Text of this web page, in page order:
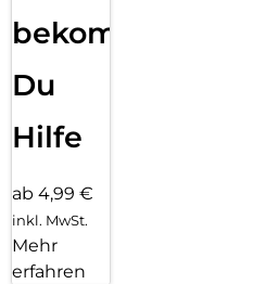
bekommst
Du
Hilfe
ab 4,99 €
inkl. MwSt.
Mehr
erfahren